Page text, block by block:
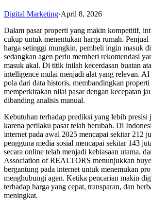
Digital Marketing·April 8, 2026
Dalam pasar properti yang makin kompetitif,
cukup untuk menentukan harga rumah. Penjual
harga setinggi mungkin, pembeli ingin masuk
sedangkan agen perlu memberi rekomendasi
masuk akal. Di titik inilah kecerdasan buatan
intelligence mulai menjadi alat yang relevan. AI
pola dari data historis, membandingkan properti
memperkirakan nilai pasar dengan kecepatan
dibanding analisis manual.
Kebutuhan terhadap prediksi yang lebih presisi
karena perilaku pasar telah berubah. Di
internet pada awal 2025 mencapai sekitar 212
pengguna media sosial mencapai sekitar 143
secara online telah menjadi kebiasaan utama,
Association of REALTORS menunjukkan
bergantung pada internet untuk menemukan
menghubungi agen. Ketika pencarian makin
terhadap harga yang cepat, transparan, dan
meningkat.